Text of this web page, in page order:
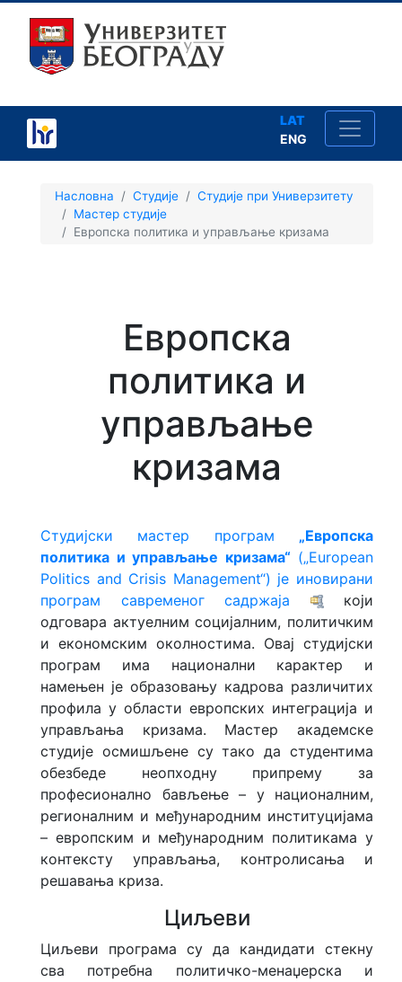
LAT
ENG
Школарине
Врсте и нивои студија
Каталог студијских програма
Правила студирања
Студије при Универзитету
Закони
Признавање страних
високошколских исправа
Верификација исправа
Центар за континуирану едукацију
Истраживање о дипломираним
студентима
Једнакост приступа
високом образовању
Насловна Студије
Студије при Универзитету
Мастер студије
Европска политика и управљање кризама
Европска
политика и
управљање
кризама
Студијски мастер програм „Европска
политика и управљање кризама“(„Еuropean
Politics and Crisis Management“) је иновирани
програм савременог садржаја
који
одговара актуелним социјалним, политичким
и економским околностима. Овај студијски
програм има национални карактер и
намењен је образовању кадрова различитих
профила у области европских интеграција и
управљања кризама. Мастер академске
студије осмишљене су тако да студентима
обезбеде неопходну припрему за
професионално бављење – у националним,
регионалним и међународним институцијама
– европским и међународним политикама у
контексту управљања, контролисања и
решавања криза.
Циљеви
Циљеви програма су да кандидати стекну
сва потребна политичко-менаџерска и